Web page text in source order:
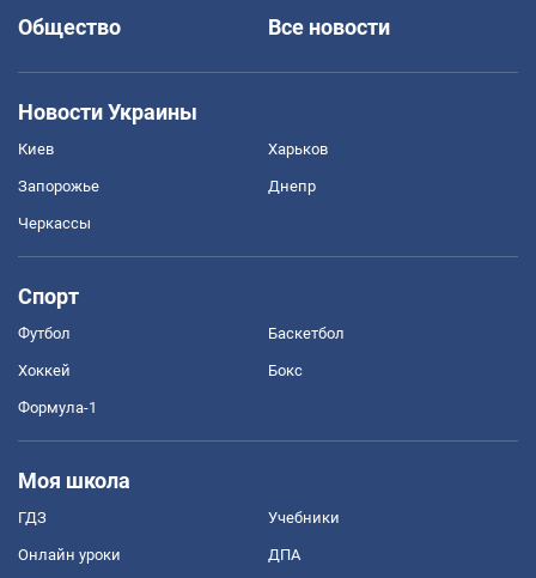
Общество
Все новости
Новости Украины
Киев Харьков
Запорожье Днепр
Черкассы
Спорт
Футбол Баскетбол
Хоккей Бокс
Формула-1
Моя школа
ГДЗ Учебники
Онлайн уроки ДПА